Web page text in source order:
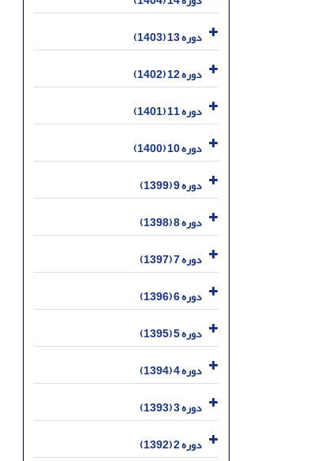
دوره 13 (1403)
دوره 12 (1402)
دوره 11 (1401)
دوره 10 (1400)
دوره 9 (1399)
دوره 8 (1398)
دوره 7 (1397)
دوره 6 (1396)
دوره 5 (1395)
دوره 4 (1394)
دوره 3 (1393)
دوره 2 (1392)